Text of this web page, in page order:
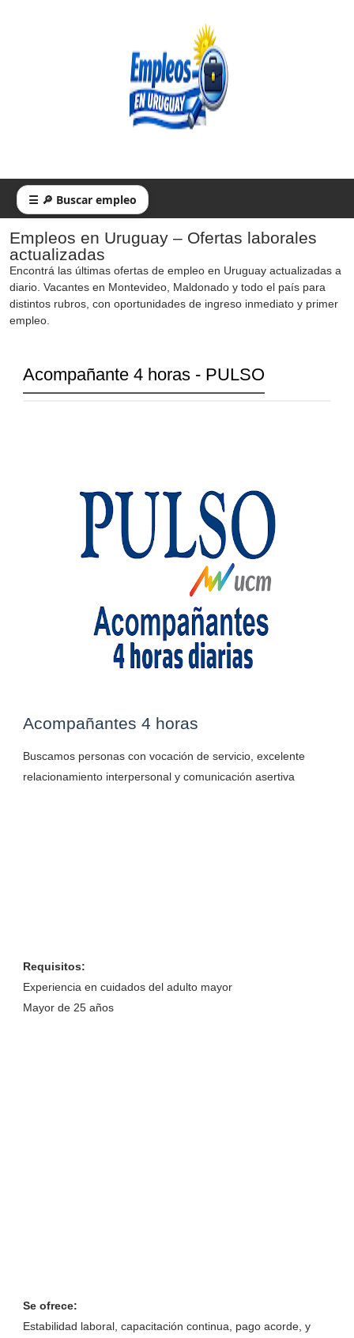
☰ 🔎 Buscar empleo
Empleos en Uruguay – Ofertas laborales
actualizadas
Encontrá las últimas ofertas de empleo en Uruguay actualizadas a
diario. Vacantes en Montevideo, Maldonado y todo el país para
distintos rubros, con oportunidades de ingreso inmediato y primer
empleo.
Acompañante 4 horas - PULSO
Acompañantes 4 horas
Buscamos personas con vocación de servicio, excelente
relacionamiento interpersonal y comunicación asertiva
Requisitos:
Experiencia en cuidados del adulto mayor
Mayor de 25 años
Se ofrece:
Estabilidad laboral, capacitación continua, pago acorde, y